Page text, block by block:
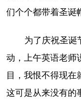
们个个都带着圣诞
为了庆祝圣诞
动，上午英语老师
目，我恨不得现在
这可是从来没有的